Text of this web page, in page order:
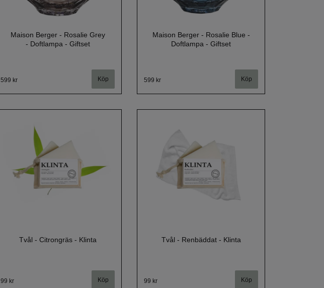
Maison Berger - Rosalie Grey
- Doftlampa - Giftset
599 kr
Maison Berger - Rosalie Blue -
Doftlampa - Giftset
599 kr
Tvål - Citrongräs - Klinta
99 kr
Tvål - Renbäddat - Klinta
99 kr